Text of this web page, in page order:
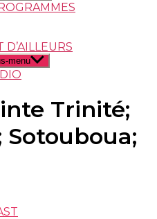
menu
Trinité;